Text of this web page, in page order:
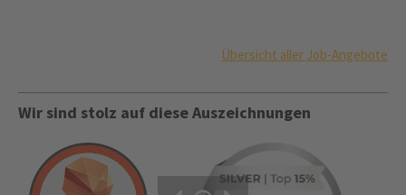
Übersicht aller Job-Angebote
Wir sind stolz auf diese Auszeichnungen